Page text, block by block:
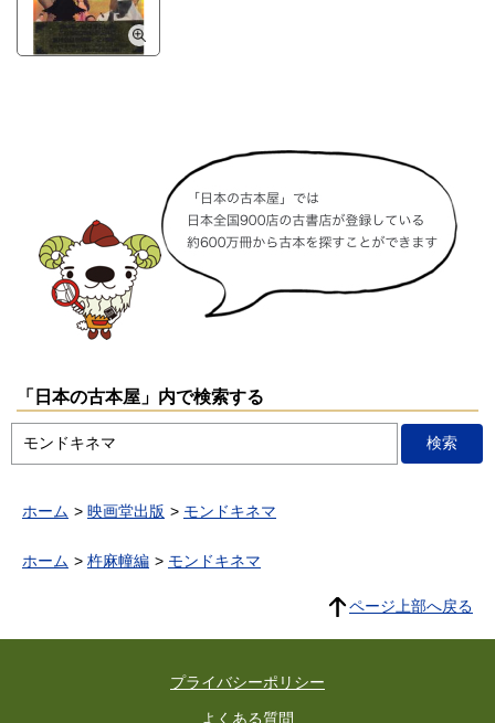
「日本の古本屋」内で検索する
ホーム 映画堂出版 モンドキネマ
ホーム 杵麻幢編 モンドキネマ
ページ上部へ戻る
プライバシーポリシー
よくある質問